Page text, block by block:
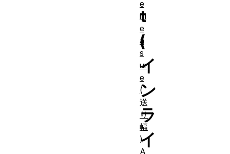
t
(
イ
ン
ラ
イ
e
m
e
a
s
ur
e
(
送
り
幅
)
A